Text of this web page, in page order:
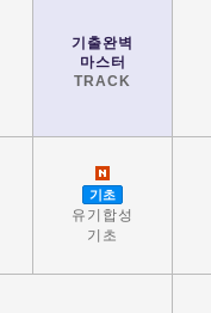
기출완벽
마스터
TRACK
기초
유기합성
기초